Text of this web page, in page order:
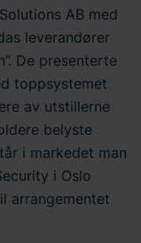
AB med
leverandører
De presenterte
toppsystemet
av utstillerne
belyste
i markedet man
i Oslo
arrangementet